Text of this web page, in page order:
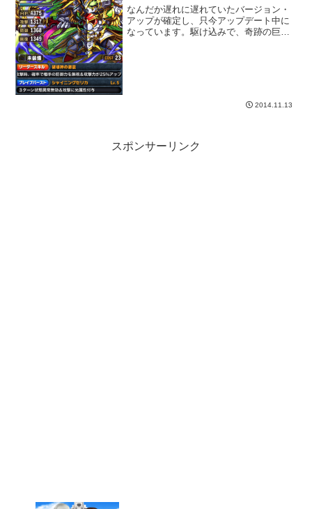
なんだか遅れに遅れていたバージョン・
アップが確定し、只今アップデート中に
なっています。駆け込みで、奇跡の巨神
2014.11.13
スポンサーリンク